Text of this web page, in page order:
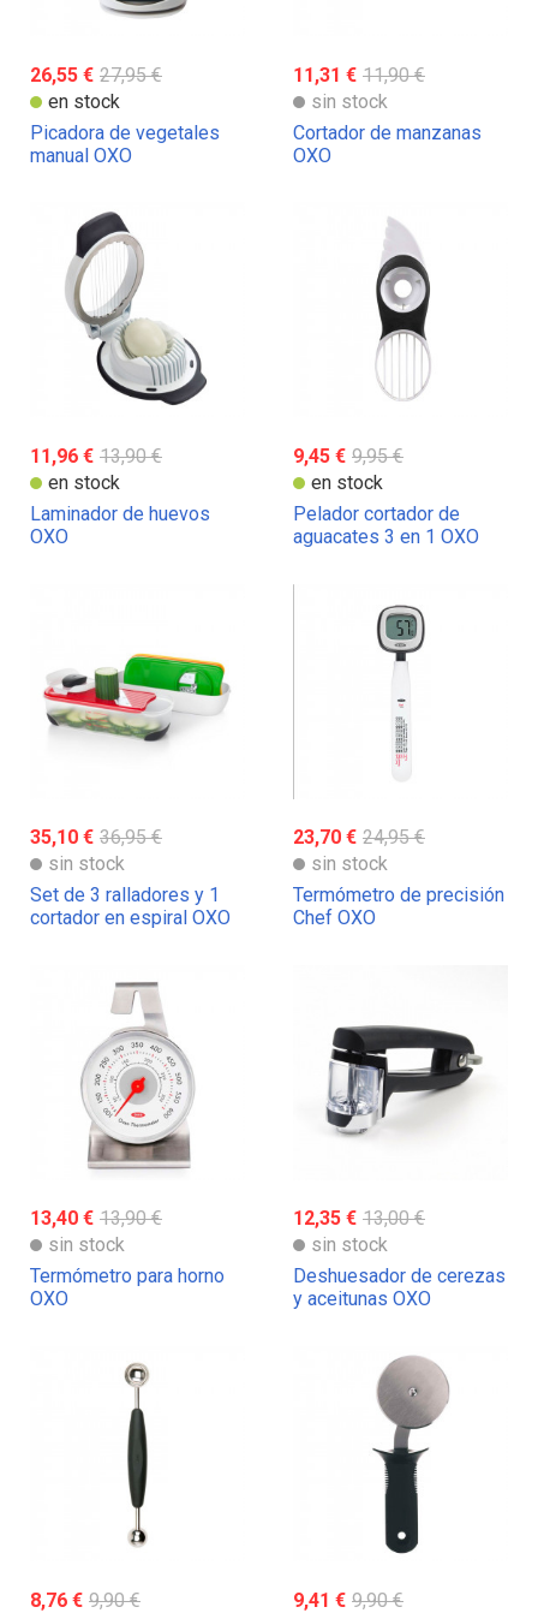
26,55 € 27,95 €
en stock
Picadora de vegetales
manual OXO
11,31 € 11,90 €
sin stock
Cortador de manzanas
OXO
11,96 € 13,90 €
en stock
Laminador de huevos
OXO
9,45 € 9,95 €
en stock
Pelador cortador de
aguacates 3 en 1 OXO
35,10 € 36,95 €
sin stock
Set de 3 ralladores y 1
cortador en espiral OXO
23,70 € 24,95 €
sin stock
Termómetro de precisión
Chef OXO
13,40 € 13,90 €
sin stock
Termómetro para horno
OXO
12,35 € 13,00 €
sin stock
Deshuesador de cerezas
y aceitunas OXO
8,76 € 9,90 €
9,41 € 9,90 €